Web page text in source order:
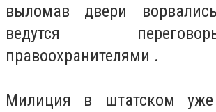
выломав двери
ведутся
правоохранителями .
Милиция в штатском уже